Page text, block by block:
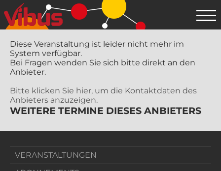
Diese Veranstaltung ist leider nicht mehr im
System verfügbar.
Bei Fragen wenden Sie sich bitte direkt an den
Anbieter.
Bitte klicken Sie hier, um die Kontaktdaten des
Anbieters anzuzeigen.
WEITERE TERMINE DIESES ANBIETERS
VERANSTALTUNGEN